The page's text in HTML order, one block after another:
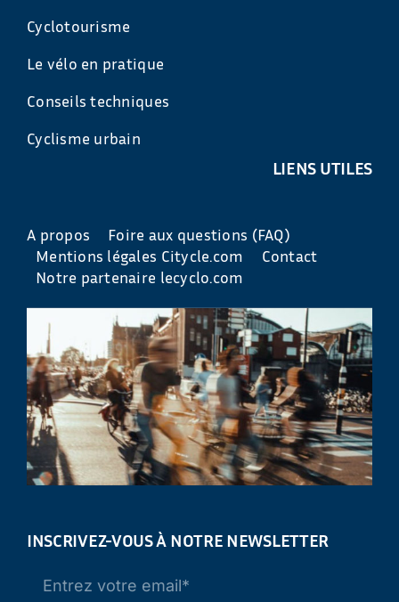
Cyclotourisme
Le vélo en pratique
Conseils techniques
Cyclisme urbain
LIENS UTILES
A propos
Foire aux questions (FAQ)
Mentions légales Citycle.com
Contact
Notre partenaire lecyclo.com
INSCRIVEZ-VOUS À NOTRE NEWSLETTER